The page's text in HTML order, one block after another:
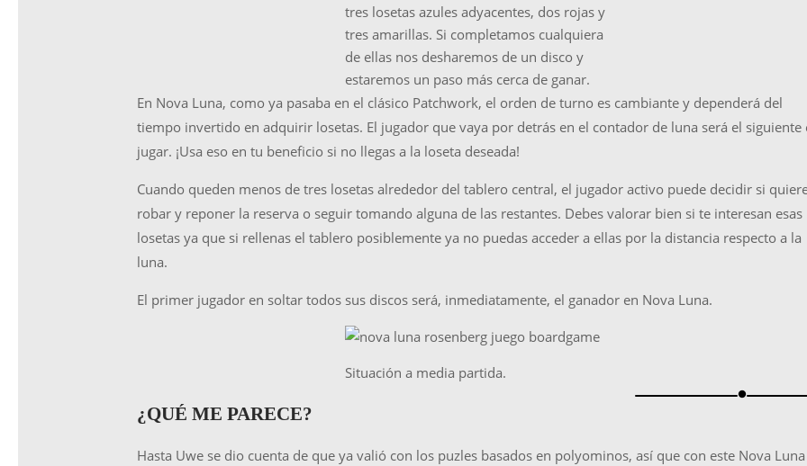
tres losetas azules adyacentes, dos rojas y
tres amarillas. Si completamos cualquiera
de ellas nos desharemos de un disco y
estaremos un paso más cerca de ganar.
En Nova Luna, como ya pasaba en el clásico Patchwork, el orden de turno es cambiante y dependerá del
tiempo invertido en adquirir losetas. El jugador que vaya por detrás en el contador de luna será el siguiente
jugar. ¡Usa eso en tu beneficio si no llegas a la loseta deseada!
Cuando queden menos de tres losetas alrededor del tablero central, el jugador activo puede decidir si
robar y reponer la reserva o seguir tomando alguna de las restantes. Debes valorar bien si te interesan esas
losetas ya que si rellenas el tablero posiblemente ya no puedas acceder a ellas por la distancia respecto a la
luna.
El primer jugador en soltar todos sus discos será, inmediatamente, el ganador en Nova Luna.
Situación a media partida.
brightness_1
¿QUÉ ME PARECE?
Hasta Uwe se dio cuenta de que ya valió con los puzles basados en polyominos, así que con este Nova Luna